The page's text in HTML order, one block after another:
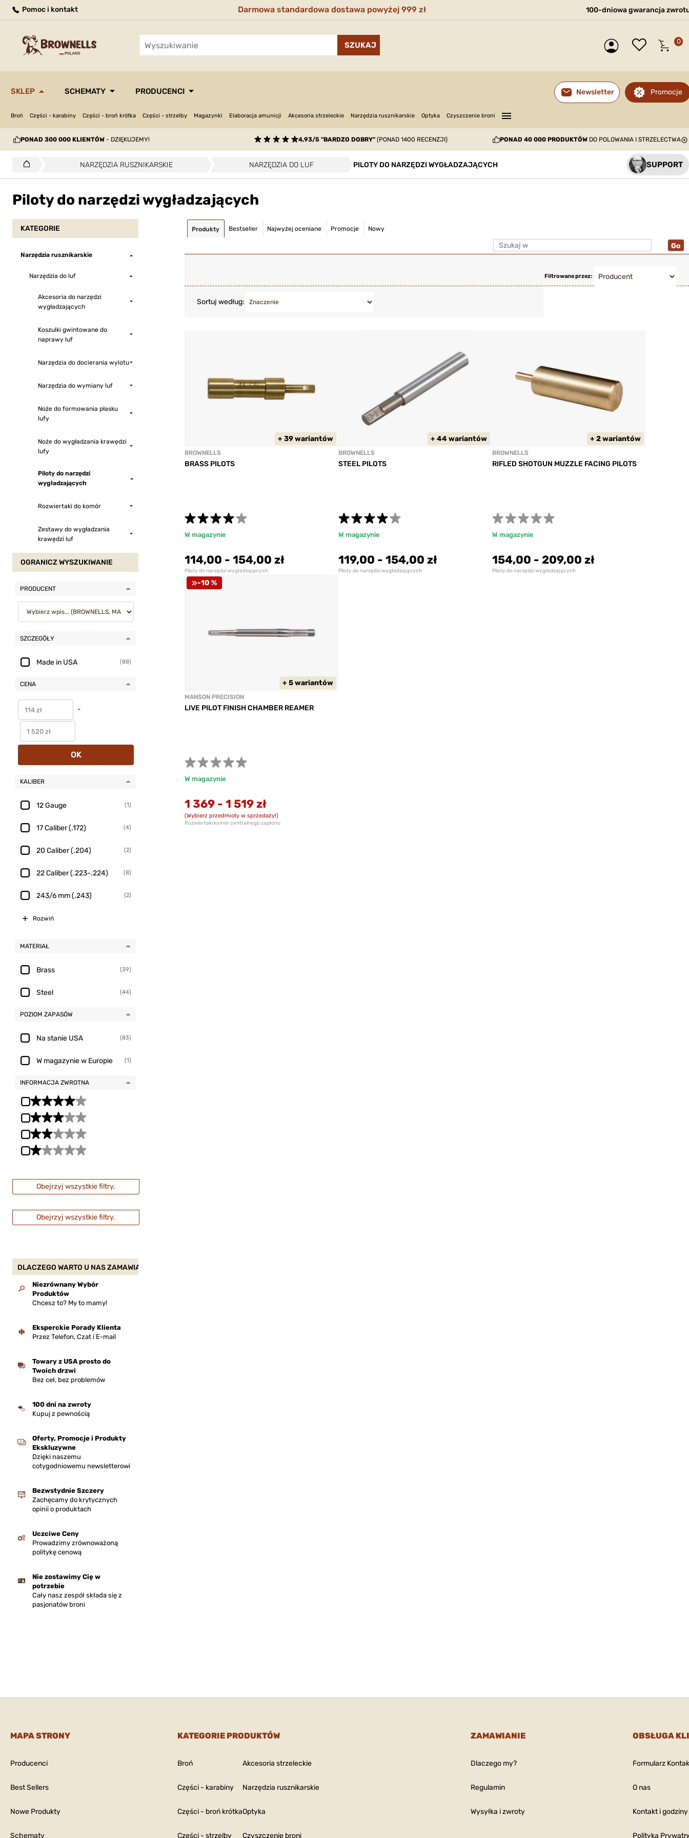
Pomoc i kontakt Darmowa standardowa dostawa powyżej 999 zł 100-dniowa gwarancja
0
SKLEP SCHEMATY PRODUCENCI Newsletter Promocje
Broń Części - karabiny Części - broń krótka Części - strzelby Magazynki Elaboracja amunicji Akcesoria strzeleckie Narzędzia rusznikarskie Optyka Czyszczenie broni —
—
—
PONAD 300 000 KLIENTÓW - DZIĘKUJEMY! 4,93/5 "BARDZO DOBRY"(PONAD 1400 RECENZJI) PONAD 40 000 PRODUKTÓW DO POLOWANIA I STRZELECTWA
NARZĘDZIA RUSZNIKARSKIE NARZĘDZIA DO LUF PILOTY DO NARZĘDZI WYGŁADZAJĄCYCH SUPPORT
Piloty do narzędzi wygładzających
Produkty Bestseller Najwyżej oceniane Promocje Nowy
Filtrowane przez:
Sortuj według:
+ 39 wariantów
BROWNELLS
BRASS PILOTS
Piloty do narzędzi wygładzających
W magazynie
114,00 - 154,00 zł
+ 44 wariantów
BROWNELLS
STEEL PILOTS
Piloty do narzędzi wygładzających
W magazynie
119,00 -154,00 zł
+ 2 wariantów
BROWNELLS
RIFLED SHOTGUN MUZZLE FACING PILOTS
Piloty do narzędzi wygładzających
W magazynie
154,00 -209,00 zł
-10 %
+ 5 wariantów
MANSON PRECISION
LIVE PILOT FINISH CHAMBER REAMER
Rozwiertaki komór centralnego zapłonu
W magazynie
1 369 - 1 519 zł
(Wybierz przedmioty w sprzedaży!)
KATEGORIE
Narzędzia rusznikarskie
Narzędzia do luf
Akcesoria do narzędzi
wygładzających
Koszulki gwintowane do
naprawy luf
Narzędzia do docierania wylotu
Narzędzia do wymiany luf
Noże do formowania płasku
lufy
Noże do wygładzania krawędzi
lufy
Piloty do narzędzi
wygładzających
Rozwiertaki do komór
Zestawy do wygładzania
krawędzi luf
OGRANICZ WYSZUKIWANIE
PRODUCENT
SZCZEGÓŁY
Made in USA (88)
CENA
-
OK
KALIBER
12 Gauge (1)
17 Caliber (.172) (4)
20 Caliber (.204) (2)
22 Caliber (.223-.224) (8)
243/6 mm (.243) (2)
Rozwiń
MATERIAŁ
Brass (39)
Steel (44)
POZIOM ZAPASÓW
Na stanie USA (83)
W magazynie w Europie (1)
INFORMACJA ZWROTNA
Obejrzyj wszystkie filtry.
Obejrzyj wszystkie filtry.
DLACZEGO WARTO U NAS ZAMAWIAĆ?
Niezrównany Wybór
Produktów
Chcesz to? My to mamy!
Eksperckie Porady Klienta
Przez Telefon, Czat i E-mail
Towary z USA prosto do
Twoich drzwi
Bez ceł, bez problemów
100 dni na zwroty
Kupuj z pewnością
Oferty, Promocje i Produkty
Ekskluzywne
Dzięki naszemu
cotygodniowemu newsletterowi
Bezwstydnie Szczery
Zachęcamy do krytycznych
opinii o produktach
Uczciwe Ceny
Prowadzimy zrównoważoną
politykę cenową
Nie zostawimy Cię w
potrzebie
Cały nasz zespół składa się z
pasjonatów broni
MAPA STRONY
Producenci
Best Sellers
Nowe Produkty
Schematy
KATEGORIE PRODUKTÓW
Broń
Części - karabiny
Części - broń krótka
Części - strzelby
Akcesoria strzeleckie
Narzędzia rusznikarskie
Optyka
Czyszczenie broni
ZAMAWIANIE
Dlaczego my?
Regulamin
Wysyłka i zwroty
OBSŁUGA
Formularz
O nas
Kontakt i
Polityka